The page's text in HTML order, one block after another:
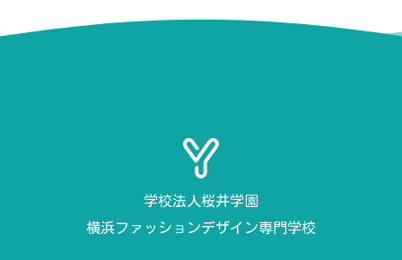
学校法人桜井学園
横浜ファッションデザイン専門学校